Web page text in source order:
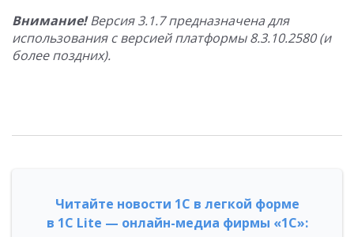
Внимание!Версия 3.1.7 предназначена для
использования с версией платформы 8.3.10.2580 (и
более поздних).
Читайте новости 1С в легкой форме
в 1С Lite — онлайн-медиа фирмы «1С»: